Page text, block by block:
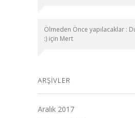
Ölmeden Önce yapılacaklar :
:) için Mert
ARŞIVLER
Aralık 2017